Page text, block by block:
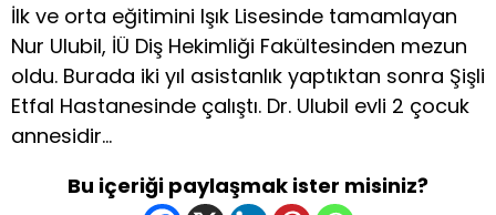
İlk ve orta eğitimini Işık Lisesinde tamamlayan
Nur Ulubil, İÜ Diş Hekimliği Fakültesinden mezun
oldu. Burada iki yıl asistanlık yaptıktan sonra Şişli
Etfal Hastanesinde çalıştı. Dr. Ulubil evli 2 çocuk
annesidir…
Bu içeriği paylaşmak ister misiniz?